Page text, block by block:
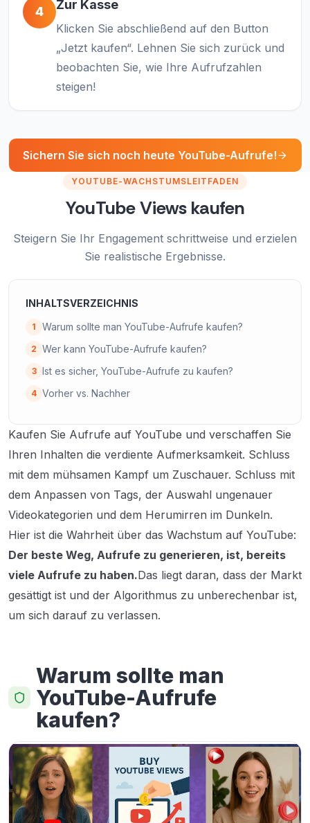
4 Zur Kasse
Klicken Sie abschließend auf den Button
„Jetzt kaufen“. Lehnen Sie sich zurück und
beobachten Sie, wie Ihre Aufrufzahlen
steigen!
Sichern Sie sich noch heute YouTube-Aufrufe!
YOUTUBE-WACHSTUMSLEITFADEN
YouTube Views kaufen
Steigern Sie Ihr Engagement schrittweise und erzielen
Sie realistische Ergebnisse.
INHALTSVERZEICHNIS
1 Warum sollte man YouTube-Aufrufe kaufen?
2 Wer kann YouTube-Aufrufe kaufen?
3 Ist es sicher, YouTube-Aufrufe zu kaufen?
4 Vorher vs. Nachher
Kaufen Sie Aufrufe auf YouTube und verschaffen Sie
Ihren Inhalten die verdiente Aufmerksamkeit. Schluss
mit dem mühsamen Kampf um Zuschauer. Schluss mit
dem Anpassen von Tags, der Auswahl ungenauer
Videokategorien und dem Herumirren im Dunkeln.
Hier ist die Wahrheit über das Wachstum auf YouTube:
Der beste Weg, Aufrufe zu generieren, ist, bereits
viele Aufrufe zu haben.Das liegt daran, dass der Markt
gesättigt ist und der Algorithmus zu unberechenbar ist,
um sich darauf zu verlassen.
Warum sollte man
YouTube-Aufrufe
kaufen?